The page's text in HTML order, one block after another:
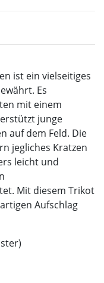
ist ein vielseitiges
Es
mit einem
junge
auf dem Feld. Die
jegliches Kratzen
leicht und
Mit diesem Trikot
Aufschlag